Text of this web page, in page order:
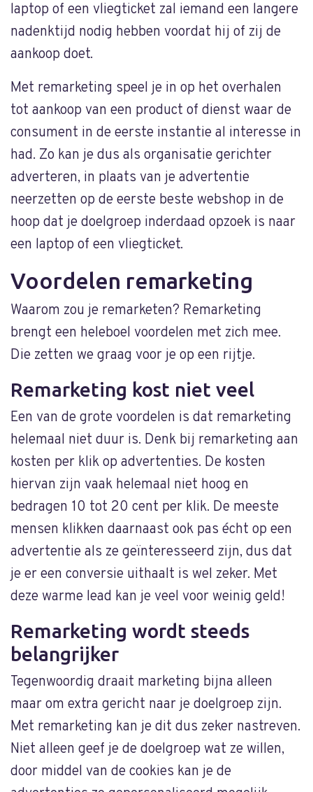
laptop of een vliegticket zal iemand een langere
nadenktijd nodig hebben voordat hij of zij de
aankoop doet.
Met remarketing speel je in op het overhalen
tot aankoop van een product of dienst waar de
consument in de eerste instantie al interesse in
had. Zo kan je dus als organisatie gerichter
adverteren, in plaats van je advertentie
neerzetten op de eerste beste webshop in de
hoop dat je doelgroep inderdaad opzoek is naar
een laptop of een vliegticket.
Voordelen remarketing
Waarom zou je remarketen? Remarketing
brengt een heleboel voordelen met zich mee.
Die zetten we graag voor je op een rijtje.
Remarketing kost niet veel
Een van de grote voordelen is dat remarketing
helemaal niet duur is. Denk bij remarketing aan
kosten per klik op advertenties. De kosten
hiervan zijn vaak helemaal niet hoog en
bedragen 10 tot 20 cent per klik. De meeste
mensen klikken daarnaast ook pas écht op een
advertentie als ze geïnteresseerd zijn, dus dat
je er een conversie uithaalt is wel zeker. Met
deze warme lead kan je veel voor weinig geld!
Remarketing wordt steeds
belangrijker
Tegenwoordig draait marketing bijna alleen
maar om extra gericht naar je doelgroep zijn.
Met remarketing kan je dit dus zeker nastreven.
Niet alleen geef je de doelgroep wat ze willen,
door middel van de cookies kan je de